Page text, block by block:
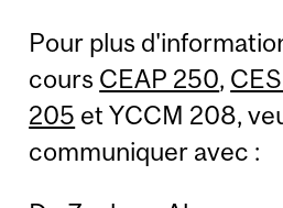
Pour plus
cours CEAP 250,
205 et YCCM 208,
communiquer avec :